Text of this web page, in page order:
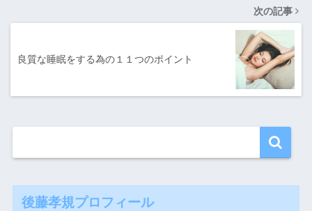
次の記事
良質な睡眠をする為の１１つのポイント
後藤孝規プロフィール